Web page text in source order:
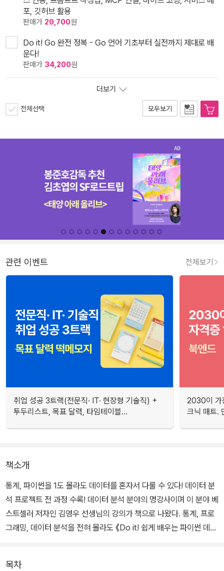
포, 깃허브 활용
판매가 20,700원
Do it! Go 완전 정복 - Go 언어 기초부터 실전까지 제대로 배
운다!
판매가 34,200원
더보기
전체선택 모두보기
관련 이벤트 전체보기
취업 성공 3트랙(전문직· IT· 현장형 기술직) +
투두리스트, 목표 달력, 타임테이블...
2030이 가
크닉 매트.
책소개
통계, 파이썬을 1도 몰라도 데이터를 혼자서 다룰 수 있다! 데이터 분
석 프로젝트 전 과정 수록! 데이터 분석 분야의 명강사이며 이 분야 베
스트셀러 저자인 김영우 선생님의 강의가 책으로 나왔다. 통계, 프로
그래밍, 데이터 분석을 전혀 몰라도 《Do it! 쉽게 배우는 파이썬 데이
목차